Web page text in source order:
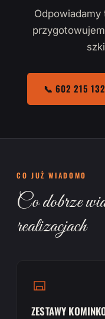
📞 602 215 132
CO JUŻ WIADOMO
Co dobrze
realizacjach
ZESTAWY